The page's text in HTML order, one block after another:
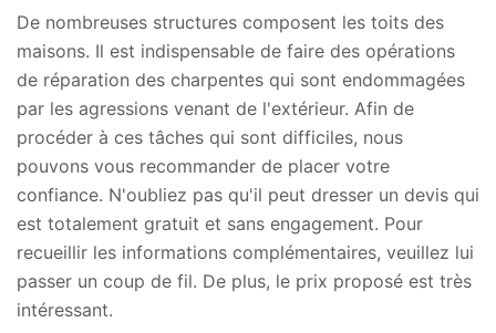
De nombreuses structures composent les toits des
maisons. Il est indispensable de faire des opérations
de réparation des charpentes qui sont endommagées
par les agressions venant de l'extérieur. Afin de
procéder à ces tâches qui sont difficiles, nous
pouvons vous recommander de placer votre
confiance. N'oubliez pas qu'il peut dresser un devis qui
est totalement gratuit et sans engagement. Pour
recueillir les informations complémentaires, veuillez lui
passer un coup de fil. De plus, le prix proposé est très
intéressant.